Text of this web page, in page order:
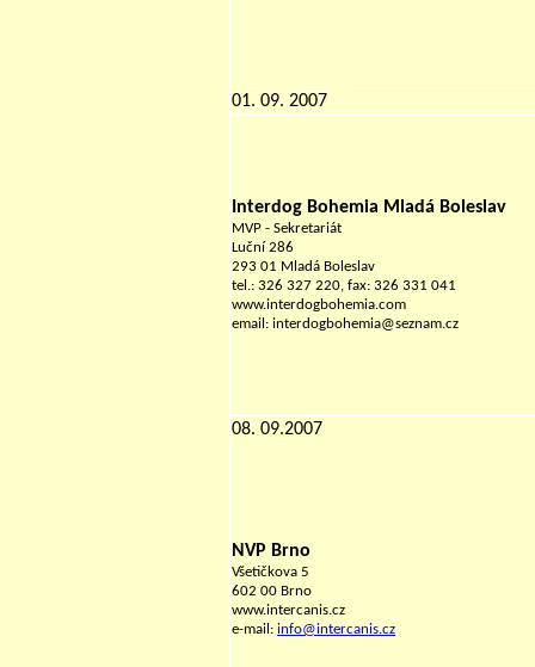
01. 09. 2007
Interdog Bohemia Mladá Boleslav
MVP - Sekretariát
Luční 286
293 01 Mladá Boleslav
tel.: 326 327 220, fax: 326 331 041
www.interdogbohemia.com
email: interdogbohemia@seznam.cz
08. 09.2007
NVP Brno
Všetičkova 5
602 00 Brno
www.intercanis.cz
e-mail: info@intercanis.cz